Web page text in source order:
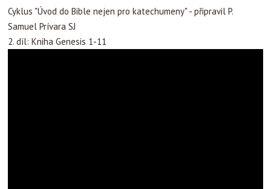
Cyklus "Úvod do Bible nejen pro katechumeny" - připravil P.
Samuel Prívara SJ
2. díl: Kniha Genesis 1-11